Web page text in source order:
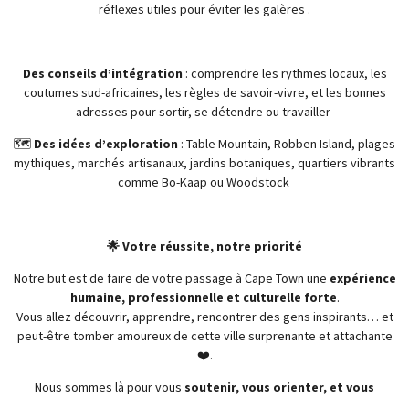
réflexes utiles pour éviter les galères .
Des conseils d’intégration : comprendre les rythmes locaux, les
coutumes sud-africaines, les règles de savoir-vivre, et les bonnes
adresses pour sortir, se détendre ou travailler
🗺️ Des idées d’exploration : Table Mountain, Robben Island, plages
mythiques, marchés artisanaux, jardins botaniques, quartiers vibrants
comme Bo-Kaap ou Woodstock
🌟 Votre réussite, notre priorité
Notre but est de faire de votre passage à Cape Town une expérience
humaine, professionnelle et culturelle forte.
Vous allez découvrir, apprendre, rencontrer des gens inspirants… et
peut-être tomber amoureux de cette ville surprenante et attachante
❤️.
Nous sommes là pour vous soutenir, vous orienter, et vous